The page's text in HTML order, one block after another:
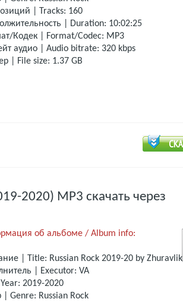
| Tracks: 160
| Duration: 10:02:25
Кодек | Format/Codec: MP3
аудио | Audio bitrate: 320 kbps
| File size: 1.37 GB
2020) MP3 скачать через
об альбоме / Album info:
| Title: Russian Rock 2019-20 by Zhuravlik
| Executor: VA
Year: 2019-2020
Genre: Russian Rock